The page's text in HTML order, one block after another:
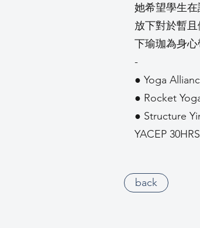
她希望學生
放下對於暫
下瑜珈為身心
-
● Yoga
● Rocket
● Structure
YACEP 30HRS
back